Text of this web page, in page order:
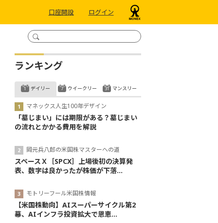
口座開設 ログイン
ランキング
デイリー
マネックス人生100年デザイン
「墓じまい」には期限がある？墓じまい
の流れとかかる費用を解説
岡元兵八郎の米国株マスターへの道
スペースＸ［SPCX］上場後初の決算発
表、数字は良かったが株価が下落...
モトリーフール米国株情報
【米国株動向】AIスーパーサイクル第2
幕、AIインフラ投資拡大で恩恵...
ウイークリー マンスリー